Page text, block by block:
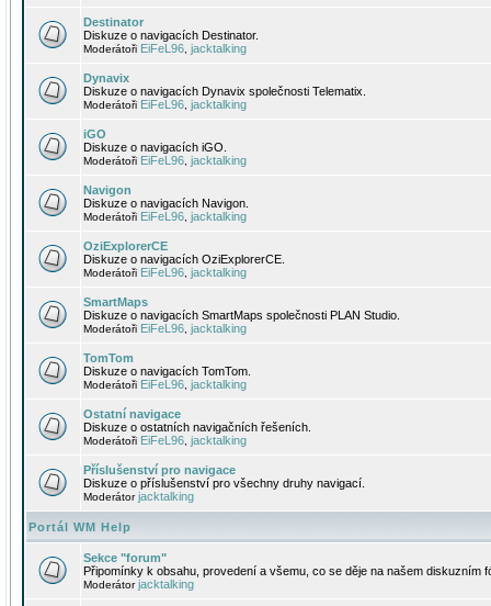
Destinator
Diskuze o navigacích Destinator.
Moderátoři EiFeL96 jacktalking
Dynavix
Diskuze o navigacích Dynavix společnosti Telematix.
Moderátoři EiFeL96 jacktalking
iGO
Diskuze o navigacích iGO.
Moderátoři EiFeL96 jacktalking
Navigon
Diskuze o navigacích Navigon.
Moderátoři EiFeL96 jacktalking
OziExplorerCE
Diskuze o navigacích OziExplorerCE.
Moderátoři EiFeL96 jacktalking
SmartMaps
Diskuze o navigacích SmartMaps společnosti PLAN Studio.
Moderátoři EiFeL96 jacktalking
TomTom
Diskuze o navigacích TomTom.
Moderátoři EiFeL96 jacktalking
Ostatní navigace
Diskuze o ostatních navigačních řešeních.
Moderátoři EiFeL96 jacktalking
Příslušenství pro navigace
Diskuze o příslušenství pro všechny druhy navigací.
Moderátorjacktalking
Portál WM Help
Sekce "forum"
Připomínky k obsahu, provedení a všemu, co se děje na našem diskuzním
Moderátorjacktalking